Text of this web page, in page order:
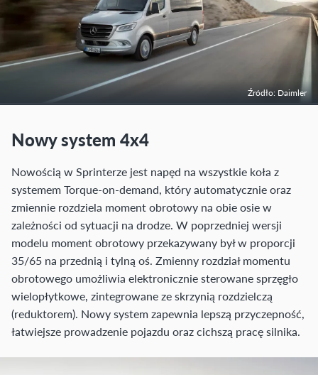
Źródło: Daimler
Nowy system 4x4
Nowością w Sprinterze jest napęd na wszystkie koła z
systemem Torque-on-demand, który automatycznie oraz
zmiennie rozdziela moment obrotowy na obie osie w
zależności od sytuacji na drodze. W poprzedniej wersji
modelu moment obrotowy przekazywany był w proporcji
35/65 na przednią i tylną oś. Zmienny rozdział momentu
obrotowego umożliwia elektronicznie sterowane sprzęgło
wielopłytkowe, zintegrowane ze skrzynią rozdzielczą
(reduktorem). Nowy system zapewnia lepszą przyczepność,
łatwiejsze prowadzenie pojazdu oraz cichszą pracę silnika.